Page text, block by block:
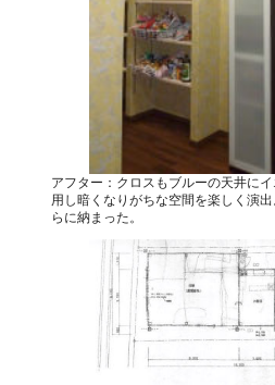
アフター：クロスもブルーの天井に
用し暗くなりがちな空間を楽しく演
らに納まった。